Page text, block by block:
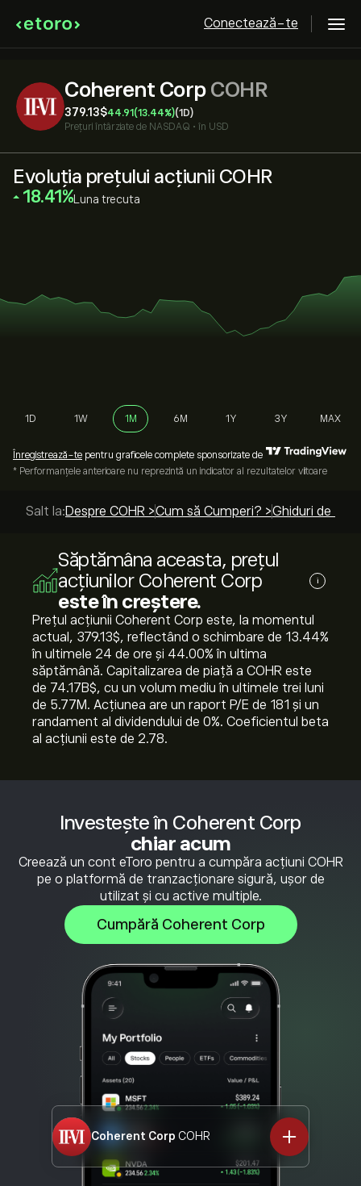
Conectează-te
Coherent Corp COHR
379.13‎$‎44.91 (13.44%)(1D)
Prețuri întârziate de NASDAQ • în USD
Investește în Coherent Corp
chiar acum
Creează un cont eToro pentru a cumpăra acțiuni COHR
pe o platformă de tranzacționare sigură, ușor de
utilizat și cu active multiple.
Cumpără Coherent Corp
Coherent Corp COHR
Evoluția prețului acțiunii COHR
‎18.41‎ Luna trecuta
1D 1W 1M 6M 1Y 3Y MAX
Înregistrează-te pentru graficele complete sponsorizate de
* Performanțele anterioare nu reprezintă un indicator al rezultatelor viitoare
Salt la:Despre COHR >Cum să Cumperi? >Ghiduri de top
Săptămâna aceasta, prețul
acțiunilor Coherent Corp
este în creștere.
i
Prețul acțiunii Coherent Corp este, la momentul
actual, 379.13‎$‎, reflectând o schimbare de ‎13.44‎%
în ultimele 24 de ore și ‎44.00‎% în ultima
săptămână. Capitalizarea de piață a COHR este
de 74.17B‎$‎, cu un volum mediu în ultimele trei luni
de 5.77M. Acțiunea are un raport P/E de 181 și un
randament al dividendului de 0%. Coeficientul beta
al acțiunii este de 2.78.